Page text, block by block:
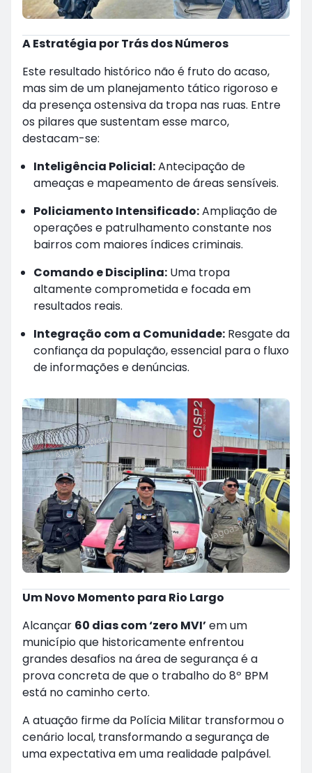
A Estratégia por Trás dos Números
Este resultado histórico não é fruto do acaso,
mas sim de um planejamento tático rigoroso e
da presença ostensiva da tropa nas ruas. Entre
os pilares que sustentam esse marco,
destacam-se:
Inteligência Policial:Antecipação de
ameaças e mapeamento de áreas sensíveis.
Policiamento Intensificado:Ampliação de
operações e patrulhamento constante nos
bairros com maiores índices criminais.
Comando e Disciplina: Uma tropa
altamente comprometida e focada em
resultados reais.
Integração com a Comunidade: Resgate da
confiança da população, essencial para o fluxo
de informações e denúncias.
Um Novo Momento para Rio Largo
Alcançar 60 dias com ‘zero MVI’em um
município que historicamente enfrentou
grandes desafios na área de segurança é a
prova concreta de que o trabalho do 8º BPM
está no caminho certo.
A atuação firme da Polícia Militar transformou o
cenário local, transformando a segurança de
uma expectativa em uma realidade palpável.